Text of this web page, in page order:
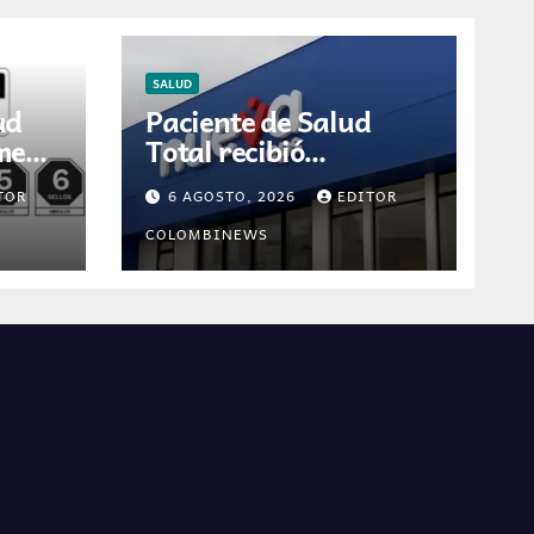
SALUD
Paciente de Salud
Total recibió
diagnóstico erróneo
de cáncer por
resultados de otra
persona
6 AGOSTO, 2026
EDITOR
COLOMBINEWS